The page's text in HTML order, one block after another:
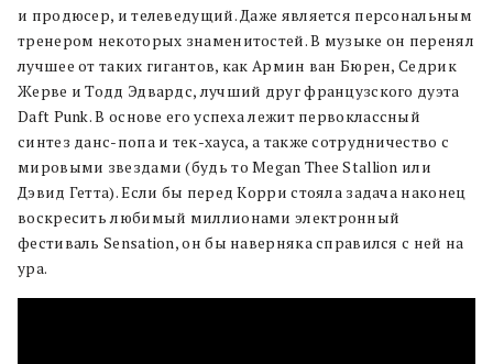
и продюсер, и телеведущий. Даже является персональным
тренером некоторых знаменитостей. В музыке он перенял
лучшее от таких гигантов, как Армин ван Бюрен, Седрик
Жерве и Тодд Эдвардс, лучший друг французского дуэта
Daft Punk. В основе его успеха лежит первоклассный
синтез данс-попа и тек-хауса, а также сотрудничество с
мировыми звездами (будь то Megan Thee Stallion или
Дэвид Гетта). Если бы перед Корри стояла задача наконец
воскресить любимый миллионами электронный
фестиваль Sensation, он бы наверняка справился с ней на
ура.